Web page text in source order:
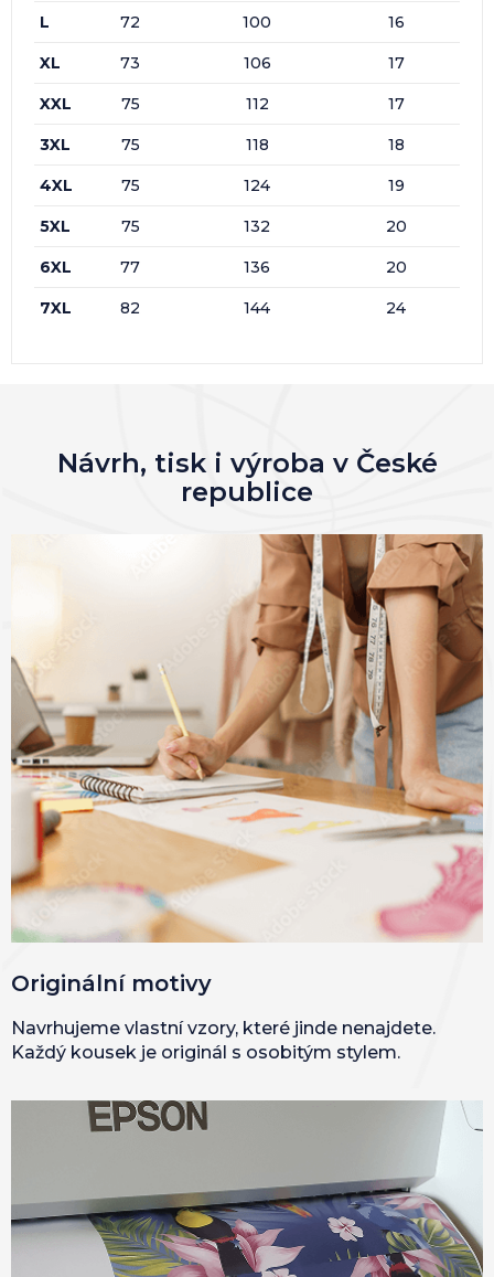
L 72 100 16
XL 73 106 17
XXL 75 112 17
3XL 75 118 18
4XL 75 124 19
5XL 75 132 20
6XL 77 136 20
7XL 82 144 24
Návrh, tisk i výroba v České
republice
Originální motivy
Navrhujeme vlastní vzory, které jinde nenajdete.
Každý kousek je originál s osobitým stylem.